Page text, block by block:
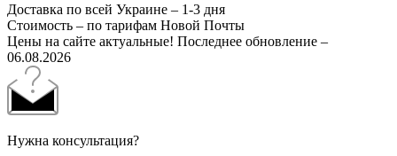
Доставка по всей Украине – 1-3 дня
Стоимость – по тарифам Новой Почты
Цены на сайте актуальные! Последнее обновление –
06.08.2026
Нужна консультация?